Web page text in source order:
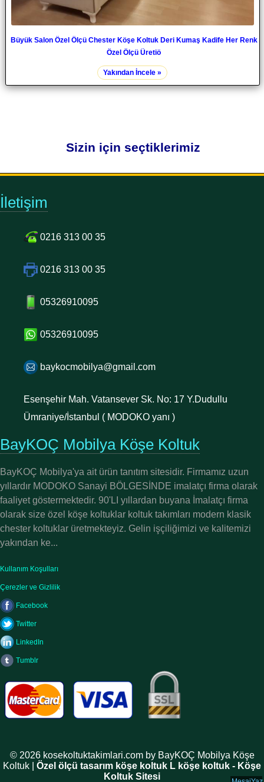
Büyük Salon Özel Ölçü Chester Köşe Koltuk Deri Kumaş Kadife Her Renk
Özel Ölçü Üretiö
Yakından İncele »
Sizin için seçtiklerimiz
İletişim
0216 313 00 35
0216 313 00 35
05326910095
05326910095
baykocmobilya@gmail.com
Esenşehir Mah. Vatansever Sk. No: 17 Y.Dudullu
Ümraniye/İstanbul ( MODOKO yanı )
BayKOÇ Mobilya Köşe Koltuk
BayKOÇ Mobilya'ya ait ürün tanıtım sitesidir. Firmamız uzun
yıllardır MODOKO Sanayi BÖLGESİNDE imalatçı firma olarak
faaliyet göstermektedir. 90'LI yıllardan buyana İmalatçı firma
olarak size özel köşe koltuklar koltuk takımları modern klasik
chester koltuklar üretmekteyiz. Gelin işçiliğimizi ve kalitemizi
yakından ke...
Kullanım Koşulları
Çerezler ve Gizlilik
Facebook
Twitter
LinkedIn
Tumblr
© 2026 kosekoltuktakimlari.com by BayKOÇ Mobilya Köşe
Koltuk | Özel ölçü tasarım köşe koltuk L köşe koltuk - Köşe
Koltuk Sitesi